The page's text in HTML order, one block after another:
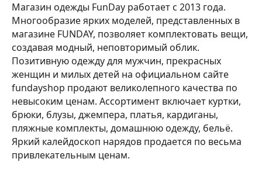
Магазин одежды FunDay работает с 2013 года.
Многообразие ярких моделей, представленных в
магазине FUNDAY, позволяет комплектовать вещи,
создавая модный, неповторимый облик.
Позитивную одежду для мужчин, прекрасных
женщин и милых детей на официальном сайте
fundayshop продают великолепного качества по
невысоким ценам. Ассортимент включает куртки,
брюки, блузы, джемпера, платья, кардиганы,
пляжные комплекты, домашнюю одежду, бельё.
Яркий калейдоскоп нарядов продается по весьма
привлекательным ценам.